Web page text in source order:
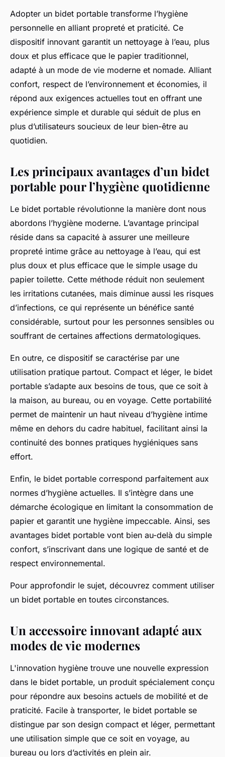
Adopter un bidet portable transforme l’hygiène
personnelle en alliant propreté et praticité. Ce
dispositif innovant garantit un nettoyage à l’eau, plus
doux et plus efficace que le papier traditionnel,
adapté à un mode de vie moderne et nomade. Alliant
confort, respect de l’environnement et économies, il
répond aux exigences actuelles tout en offrant une
expérience simple et durable qui séduit de plus en
plus d’utilisateurs soucieux de leur bien-être au
quotidien.
Les principaux avantages d’un bidet
portable pour l’hygiène quotidienne
Le bidet portable révolutionne la manière dont nous
abordons l’hygiène moderne. L’avantage principal
réside dans sa capacité à assurer une meilleure
propreté intime grâce au nettoyage à l’eau, qui est
plus doux et plus efficace que le simple usage du
papier toilette. Cette méthode réduit non seulement
les irritations cutanées, mais diminue aussi les risques
d’infections, ce qui représente un bénéfice santé
considérable, surtout pour les personnes sensibles ou
souffrant de certaines affections dermatologiques.
En outre, ce dispositif se caractérise par une
utilisation pratique partout. Compact et léger, le bidet
portable s’adapte aux besoins de tous, que ce soit à
la maison, au bureau, ou en voyage. Cette portabilité
permet de maintenir un haut niveau d’hygiène intime
même en dehors du cadre habituel, facilitant ainsi la
continuité des bonnes pratiques hygiéniques sans
effort.
Enfin, le bidet portable correspond parfaitement aux
normes d’hygiène actuelles. Il s’intègre dans une
démarche écologique en limitant la consommation de
papier et garantit une hygiène impeccable. Ainsi, ses
avantages bidet portable vont bien au-delà du simple
confort, s’inscrivant dans une logique de santé et de
respect environnemental.
Pour approfondir le sujet, découvrez comment utiliser
un bidet portable en toutes circonstances.
Un accessoire innovant adapté aux
modes de vie modernes
L'innovation hygiène trouve une nouvelle expression
dans le bidet portable, un produit spécialement conçu
pour répondre aux besoins actuels de mobilité et de
praticité. Facile à transporter, le bidet portable se
distingue par son design compact et léger, permettant
une utilisation simple que ce soit en voyage, au
bureau ou lors d’activités en plein air.